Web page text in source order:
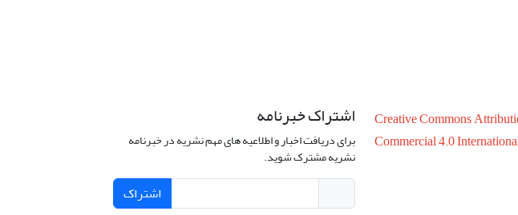
Creative Commons
Commercial 4.0
اشتراک خبرنامه
برای دریافت اخبار و اطلاعیه های مهم نشریه در خبرنامه
نشریه مشترک شوید.
اشتراک